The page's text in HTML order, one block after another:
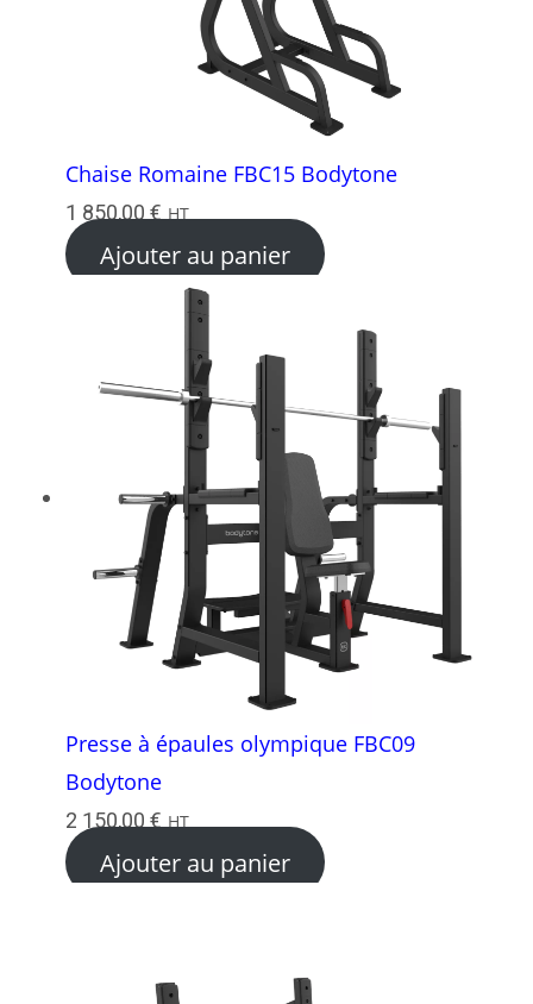
Chaise Romaine FBC15 Bodytone
1 850,00 € HT
Ajouter au panier
Presse à épaules olympique FBC09
Bodytone
2 150,00 € HT
Ajouter au panier